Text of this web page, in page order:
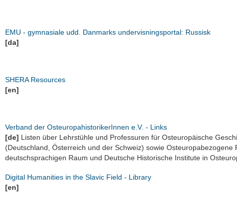
EMU - gymnasiale udd. Danmarks undervisningsportal: Russisk
[da]
SHERA Resources
[en]
Verband der OsteuropahistorikerInnen e.V. - Links
[de] Listen über Lehrstühle und Professuren für Osteuropäische
(Deutschland, Österreich und der Schweiz) sowie Osteuropabezogene
deutschsprachigen Raum und Deutsche Historische Institute in
Digital Humanities in the Slavic Field - Library
[en]